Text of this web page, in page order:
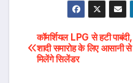
Post
navigation
कॉमर्शियल LPG से हटी पाबंदी,
शादी समारोह के लिए आसानी से
मिलेंगे सिलेंडर